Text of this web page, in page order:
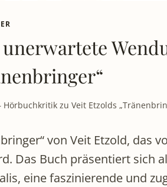
zu Veit Etzolds
von Veit Etzold, das
Das Buch präsentiert sich
eine faszinierende und